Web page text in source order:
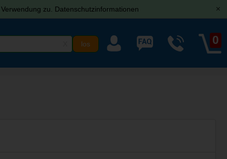
zu. Datenschutzinformationen [x]
0